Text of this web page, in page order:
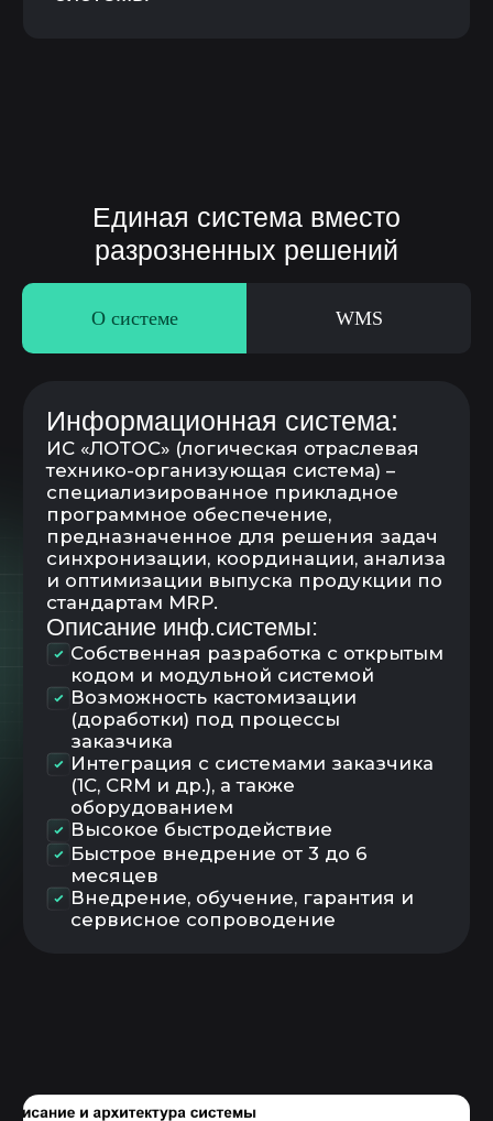
О системе WMS
Складские операции (поступление,
перемещение, списание и т.д.)
Управление заказами (внутренние
потребление, перемещение и пр.)
Управление запасами
и поддержание складского остатка
Маркировка и топология склада
ТСД и принтер печати этикеток
Просмотр остатков по штрих-коду
товара
Работа с адресным складом
Сборка заказов, комплектовка и
разукомлектовка
Инвентаризация складских запасов
FiFo
Управление запасами и
поддержание складского остатка
Управления заданиями
Планирование
Диспетчирование